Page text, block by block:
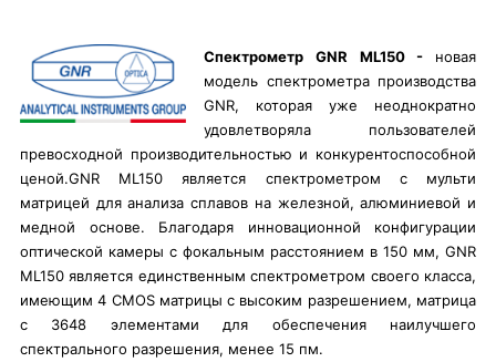
Спектрометр GNR ML150 - новая
модель спектрометра производства
GNR, которая уже неоднократно
удовлетворяла пользователей
превосходной производительностью и конкурентоспособной
ценой.GNR ML150 является спектрометром с мульти
матрицей для анализа сплавов на железной, алюминиевой и
медной основе. Благодаря инновационной конфигурации
оптической камеры с фокальным расстоянием в 150 мм, GNR
ML150 является единственным спектрометром своего класса,
имеющим 4 CMOS матрицы с высоким разрешением, матрица
с 3648 элементами для обеспечения наилучшего
спектрального разрешения, менее 15 пм.